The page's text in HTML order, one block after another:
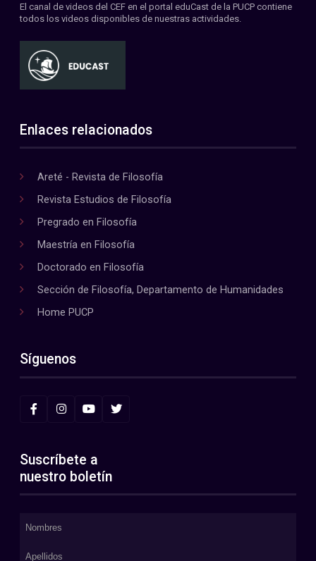
El canal de videos del CEF en el portal eduCast de la PUCP contiene
todos los videos disponibles de nuestras actividades.
Enlaces relacionados
Areté - Revista de Filosofía
Revista Estudios de Filosofía
Pregrado en Filosofía
Maestría en Filosofía
Doctorado en Filosofía
Sección de Filosofía, Departamento de Humanidades
Home PUCP
Síguenos
Suscríbete a
nuestro boletín